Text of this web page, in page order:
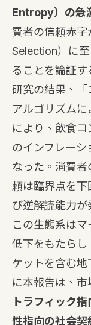
Entropy）の急
費者の信頼赤
Selection）に
ることを論証す
研究の結果、「
アルゴリズム
により、飲食
のインフレーシ
なった。消費
頼は臨界点を
び逆解読能力が
この生態系は
低下をもたら
ケットを含む
に本報告は、市
トラフィック
性指向の社会契